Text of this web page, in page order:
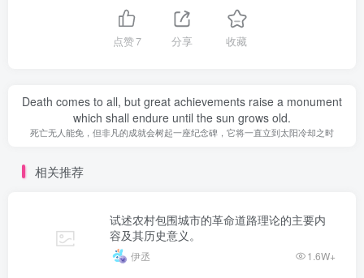
点赞7 分享 收藏
Death comes to all, but great achievements raise a monument
which shall endure until the sun grows old.
死亡无人能免，但非凡的成就会树起一座纪念碑，它将一直立到太阳冷却之时
相关推荐
试述农村包围城市的革命道路理论的主要内
容及其历史意义。
伊丞 1.6W+